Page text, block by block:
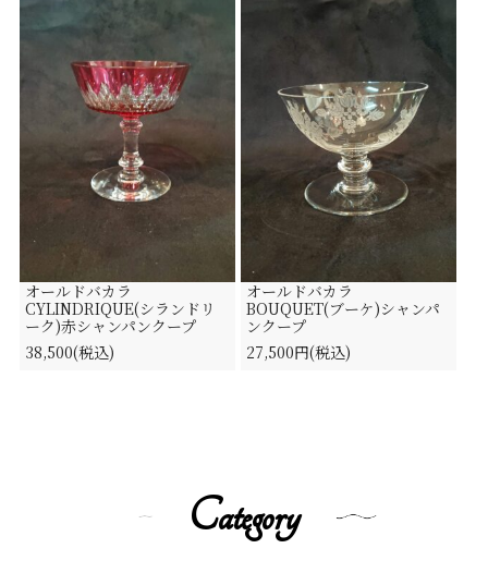
オールドバカラ
CYLINDRIQUE(シランドリ
ーク)赤シャンパンクープ
38,500(税込)
オールドバカラ
BOUQUET(ブーケ)シャンパ
ンクープ
27,500円(税込)
Category